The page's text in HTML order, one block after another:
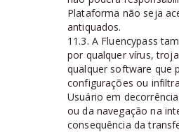
Plataforma não seja
antiquados.
11.3. A Fluencypass
por qualquer vírus,
qualquer software que
configurações ou
Usuário em
ou da navegação na
consequência da